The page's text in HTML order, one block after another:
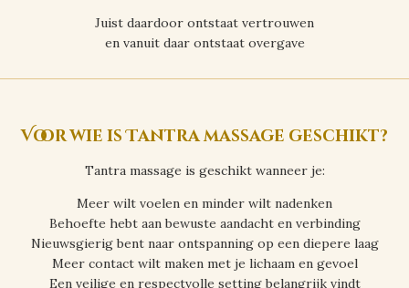
Juist daardoor ontstaat vertrouwen
en vanuit daar ontstaat overgave
Voor wie is Tantra massage geschikt?
Tantra massage is geschikt wanneer je:
Meer wilt voelen en minder wilt nadenken
Behoefte hebt aan bewuste aandacht en verbinding
Nieuwsgierig bent naar ontspanning op een diepere laag
Meer contact wilt maken met je lichaam en gevoel
Een veilige en respectvolle setting belangrijk vindt